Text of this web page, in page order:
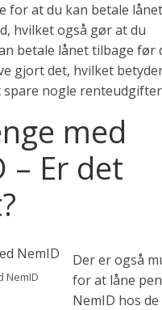
for at du kan betale
hvilket også gør at du
betale lånet tilbage før
gjort det, hvilket
nogle
med
– Er det
NemID
Der er også
for at låne
NemID hos